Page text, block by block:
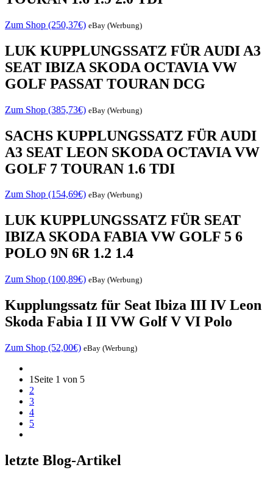
Zum Shop (250,37€) eBay (Werbung)
LUK KUPPLUNGSSATZ FÜR AUDI A3
SEAT IBIZA SKODA OCTAVIA VW
GOLF PASSAT TOURAN DCG
Zum Shop (385,73€) eBay (Werbung)
SACHS KUPPLUNGSSATZ FÜR AUDI
A3 SEAT LEON SKODA OCTAVIA VW
GOLF 7 TOURAN 1.6 TDI
Zum Shop (154,69€) eBay (Werbung)
LUK KUPPLUNGSSATZ FÜR SEAT
IBIZA SKODA FABIA VW GOLF 5 6
POLO 9N 6R 1.2 1.4
Zum Shop (100,89€) eBay (Werbung)
Kupplungssatz für Seat Ibiza III IV Leon
Skoda Fabia I II VW Golf V VI Polo
Zum Shop (52,00€) eBay (Werbung)
1 Seite 1 von 5
2
3
4
5
letzte Blog-Artikel